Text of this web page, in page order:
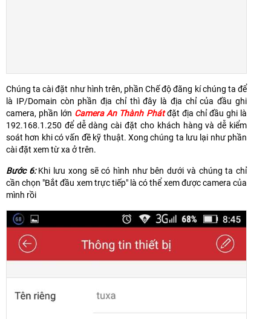
Chúng ta cài đặt như hình trên, phần Chế độ đăng kí chúng ta để
là IP/Domain còn phần địa chỉ thì đây là địa chỉ của đầu ghi
camera, phần lớn Camera An Thành Phátđặt địa chỉ đầu ghi là
192.168.1.250 để dễ dàng cài đặt cho khách hàng và dễ kiểm
soát hơn khi có vấn đề kỹ thuật. Xong chúng ta lưu lại như phần
cài đặt xem từ xa ở trên.
Bước 6: Khi lưu xong sẽ có hình như bên dưới và chúng ta chỉ
cần chọn "Bắt đầu xem trực tiếp" là có thể xem được camera của
mình rồi